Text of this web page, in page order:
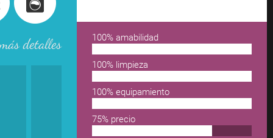
detalles 100% amabilidad
100% limpieza
100% equipamiento
75% precio